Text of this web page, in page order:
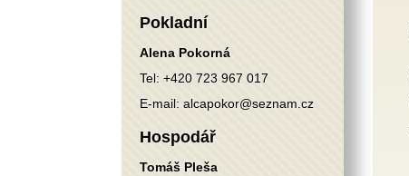
Pokladní
Alena Pokorná
Tel:+420 723 967 017
E-mail:alcapokor@seznam.cz
Hospodář
Tomáš Pleša